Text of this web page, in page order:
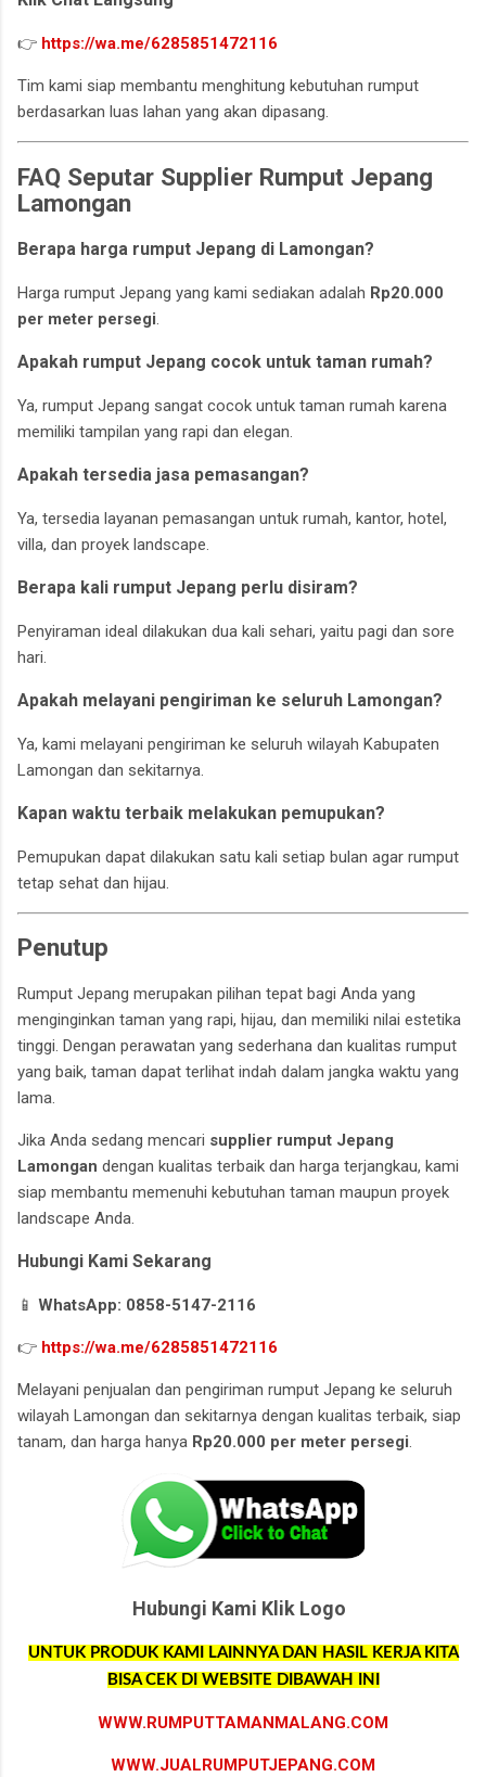
👉 https://wa.me/6285851472116
Tim kami siap membantu menghitung kebutuhan rumput
berdasarkan luas lahan yang akan dipasang.
FAQ Seputar Supplier Rumput Jepang
Lamongan
Berapa harga rumput Jepang di Lamongan?
Harga rumput Jepang yang kami sediakan adalah Rp20.000
per meter persegi
Apakah rumput Jepang cocok untuk taman rumah?
Ya, rumput Jepang sangat cocok untuk taman rumah karena
memiliki tampilan yang rapi dan elegan.
Apakah tersedia jasa pemasangan?
Ya, tersedia layanan pemasangan untuk rumah, kantor, hotel,
villa, dan proyek landscape.
Berapa kali rumput Jepang perlu disiram?
Penyiraman ideal dilakukan dua kali sehari, yaitu pagi dan sore
hari.
Apakah melayani pengiriman ke seluruh Lamongan?
Ya, kami melayani pengiriman ke seluruh wilayah Kabupaten
Lamongan dan sekitarnya.
Kapan waktu terbaik melakukan pemupukan?
Pemupukan dapat dilakukan satu kali setiap bulan agar rumput
tetap sehat dan hijau.
Penutup
Rumput Jepang merupakan pilihan tepat bagi Anda yang
menginginkan taman yang rapi, hijau, dan memiliki nilai estetika
tinggi. Dengan perawatan yang sederhana dan kualitas rumput
yang baik, taman dapat terlihat indah dalam jangka waktu yang
lama.
Jika Anda sedang mencari supplier rumput Jepang
Lamongan dengan kualitas terbaik dan harga terjangkau, kami
siap membantu memenuhi kebutuhan taman maupun proyek
landscape Anda.
Hubungi Kami Sekarang
📱 WhatsApp: 0858-5147-2116
👉 https://wa.me/6285851472116
Melayani penjualan dan pengiriman rumput Jepang ke seluruh
wilayah Lamongan dan sekitarnya dengan kualitas terbaik, siap
tanam, dan harga hanya Rp20.000 per meter persegi.
Hubungi Kami Klik Logo
UNTUK PRODUK KAMI LAINNYA DAN HASIL KERJA KITA
BISA CEK DI WEBSITE DIBAWAH INI
WWW.RUMPUTTAMANMALANG.COM
WWW.JUALRUMPUTJEPANG.COM